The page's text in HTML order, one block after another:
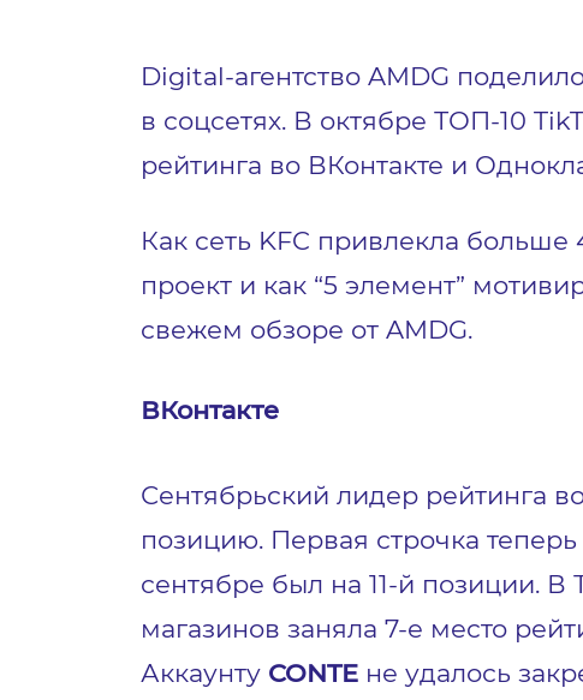
Digital-агентство AMDG
в соцсетях. В октябре ТОП-10
рейтинга во ВКонтакте и
Как сеть KFC привлекла
проект и как “5 элемент”
свежем обзоре от AMDG.
ВКонтакте
Сентябрьский лидер рейтинга
позицию. Первая строчка
сентябре был на 11-й позиции. В
магазинов заняла 7-е место
Аккаунту CONTE не удалось